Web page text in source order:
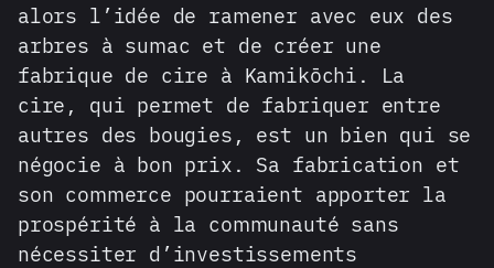
alors l’idée de ramener avec eux des
arbres à sumac et de créer une
fabrique de cire à Kamikōchi. La
cire, qui permet de fabriquer entre
autres des bougies, est un bien qui se
négocie à bon prix. Sa fabrication et
son commerce pourraient apporter la
prospérité à la communauté sans
nécessiter d’investissements